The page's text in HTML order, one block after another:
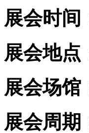
展会时间
展会地点
展会场馆
展会周期